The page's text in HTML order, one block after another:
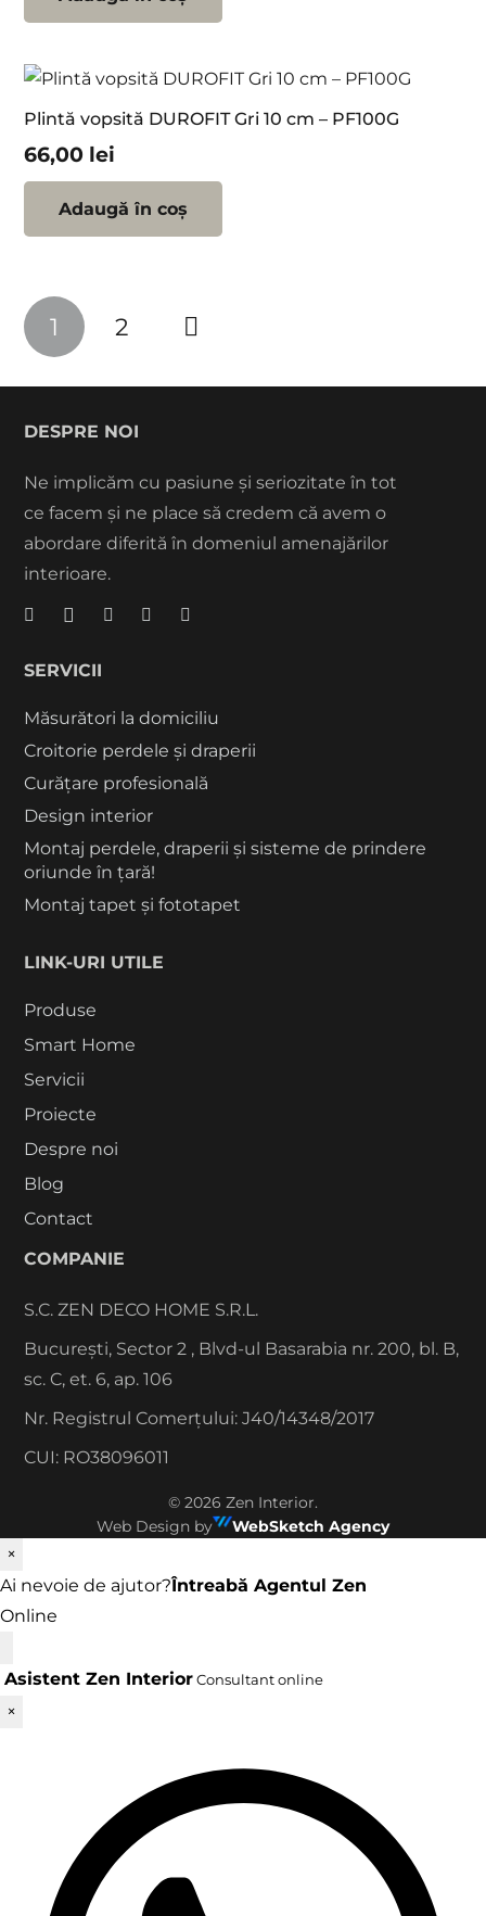
Plintă vopsită DUROFIT Gri 10 cm – PF100G
66,00 lei
Adaugă în coș
Paginație
articole
1 2
DESPRE NOI
Ne implicăm cu pasiune și seriozitate în tot
ce facem și ne place să credem că avem o
abordare diferită în domeniul amenajărilor
interioare.
SERVICII
Măsurători la domiciliu
Croitorie perdele și draperii
Curățare profesională
Design interior
Montaj perdele, draperii și sisteme de prindere
oriunde în țară!
Montaj tapet și fototapet
LINK-URI UTILE
Produse
Smart Home
Servicii
Proiecte
Despre noi
Blog
Contact
COMPANIE
S.C. ZEN DECO HOME S.R.L.
București, Sector 2 , Blvd-ul Basarabia nr. 200, bl. B,
sc. C, et. 6, ap. 106
Nr. Registrul Comerțului: J40/14348/2017
CUI: RO38096011
© 2026 Zen Interior.
Web Design by
WebSketch Agency
×
Ai nevoie de ajutor?Întreabă Agentul Zen
Online
Asistent Zen Interior Consultant online
×